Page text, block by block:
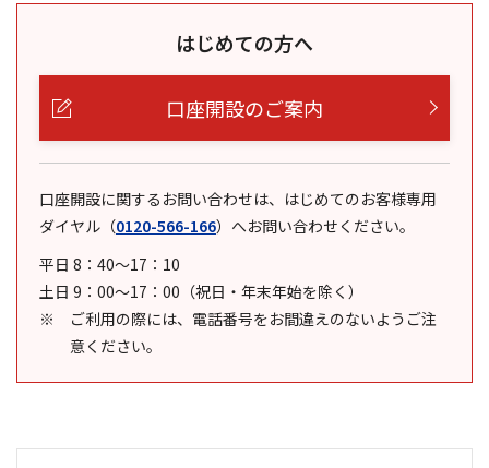
はじめての方へ
口座開設のご案内
口座開設に関するお問い合わせは、はじめてのお客様専用
ダイヤル （0120-566-166） へお問い合わせください。
平日 8：40～17：10
土日 9：00～17：00（祝日・年末年始を除く）
ご利用の際には、電話番号をお間違えのないようご注
意ください。